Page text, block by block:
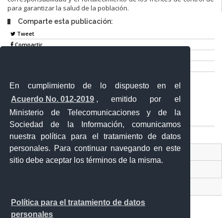
En cumplimiento de lo dispuesto en el
Acuerdo No. 012-2019 , emitido por el
Ministerio de Telecomunicaciones y de la
Sociedad de la Información, comunicamos
nuestra política para el tratamiento de datos
personales. Para continuar navegando en este
sitio debe aceptar los términos de la misma.
Política para el tratamiento de datos
personales
para garantizar la salud de la población.
Comparte esta publicación:
Tweet
Compartir
Entérate
Contacto Ciudadano Digital